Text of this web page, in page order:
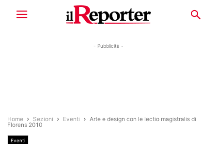
- Pubblicità -
Home Sezioni Eventi
Arte e design con le lectio magistralis di
Florens 2010
Eventi